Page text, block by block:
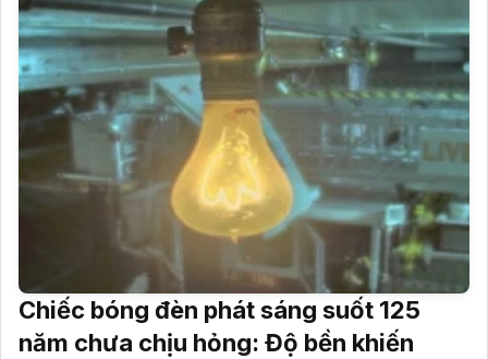
Chiếc bóng đèn phát sáng suốt 125
năm chưa chịu hỏng: Độ bền khiến